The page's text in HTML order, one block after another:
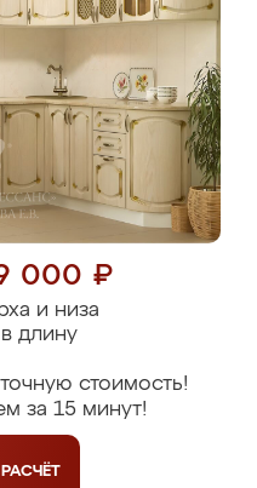
000 ₽
и низа
длину
стоимость!
за 15 минут!
РАСЧЁТ